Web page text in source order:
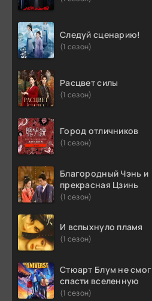
Следуй сценарию!
(1 сезон)
Расцвет силы
(1 сезон)
Город отличников
(1 сезон)
Благородный Чэнь и
прекрасная Цзинь
(1 сезон)
И вспыхнуло пламя
(1 сезон)
Стюарт Блум не смог
спасти вселенную
(1 сезон)